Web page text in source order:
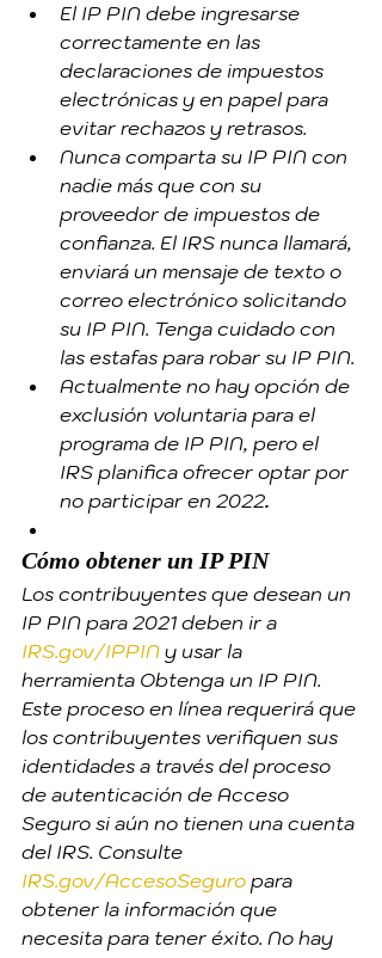
El IP PIN debe ingresarse
correctamente en las
declaraciones de impuestos
electrónicas y en papel para
evitar rechazos y retrasos.
Nunca comparta su IP PIN con
nadie más que con su
proveedor de impuestos de
confianza. El IRS nunca llamará,
enviará un mensaje de texto o
correo electrónico solicitando
su IP PIN. Tenga cuidado con
las estafas para robar su IP PIN.
Actualmente no hay opción de
exclusión voluntaria para el
programa de IP PIN, pero el
IRS planifica ofrecer optar por
no participar en 2022.
Cómo obtener un IP PIN
Los contribuyentes que desean un
IP PIN para 2021 deben ir a
IRS.gov/IPPIN y usar la
herramienta Obtenga un IP PIN.
Este proceso en línea requerirá que
los contribuyentes verifiquen sus
identidades a través del proceso
de autenticación de Acceso
Seguro si aún no tienen una cuenta
del IRS. Consulte
IRS.gov/AccesoSeguro para
obtener la información que
necesita para tener éxito. No hay